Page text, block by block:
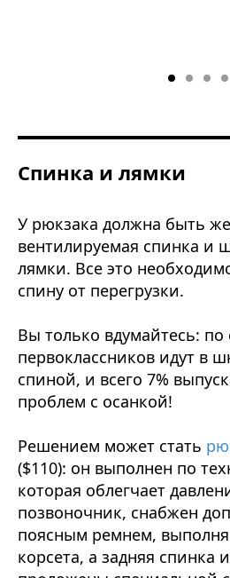
Спинка и лямки
У рюкзака должна быть
вентилируемая спинка и
лямки. Все это
спину от перегрузки.
Вы только вдумайтесь: по
первоклассников идут в
спиной, и всего 7%
проблем с осанкой!
Решением может стать
($110): он выполнен по
которая облегчает
позвоночник, снабжен
поясным ремнем,
корсета, а задняя спинка